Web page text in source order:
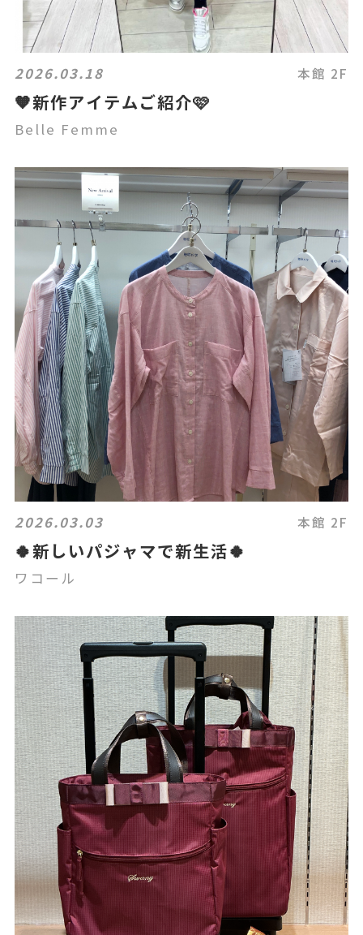
2026.03.18 本館 2F
🧡新作アイテムご紹介🩷
Belle Femme
2026.03.03 本館 2F
🍀新しいパジャマで新生活🍀
ワコール